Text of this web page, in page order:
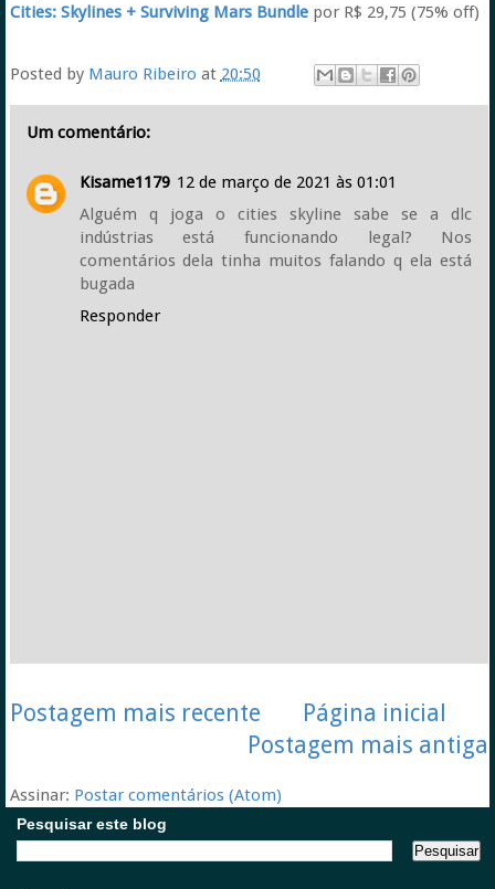
Cities: Skylines + Surviving Mars Bundle por R$ 29,75 (75% off)
Posted by Mauro Ribeiro at 20:50
Um comentário:
Kisame1179 12 de março de 2021 às 01:01
Alguém q joga o cities skyline sabe se a dlc
indústrias está funcionando legal? Nos
comentários dela tinha muitos falando q ela está
bugada
Responder
Postagem mais recente
Postagem mais antiga
Página inicial
Assinar: Postar comentários (Atom)
Pesquisar este blog